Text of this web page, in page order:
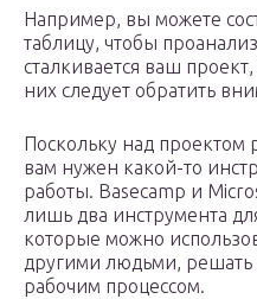
Например, вы можете
таблицу, чтобы
сталкивается ваш
них следует обратить
Поскольку над проектом
вам нужен какой-то
работы. Basecamp и
лишь два инструмента
которые можно
другими людьми,
рабочим процессом.